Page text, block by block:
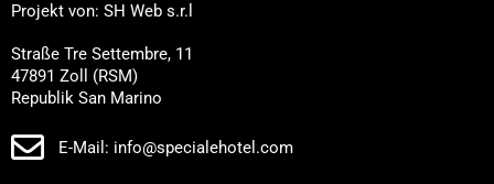
Projekt von: SH Web s.r.l
Straße Tre Settembre, 11
47891 Zoll (RSM)
Republik San Marino
E-Mail: info@specialehotel.com